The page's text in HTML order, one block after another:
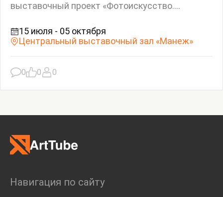
выставочный проект «Фотоискусство....
15 июля - 05 октября
Центральный выставочный зал «Манеж»
0 0 0
Навигация по сайту